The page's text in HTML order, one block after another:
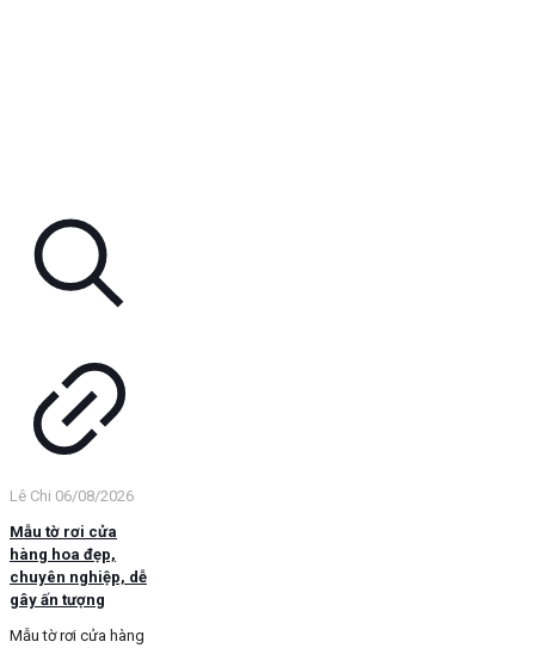
Lê Chi 06/08/2026
Mẫu tờ rơi cửa
hàng hoa đẹp,
chuyên nghiệp, dễ
gây ấn tượng
Mẫu tờ rơi cửa hàng